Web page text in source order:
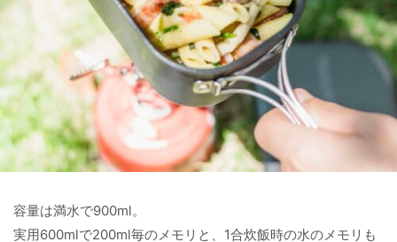
容量は満水で900ml。
実用600mlで200ml毎のメモリと、1合炊飯時の水のメモリも